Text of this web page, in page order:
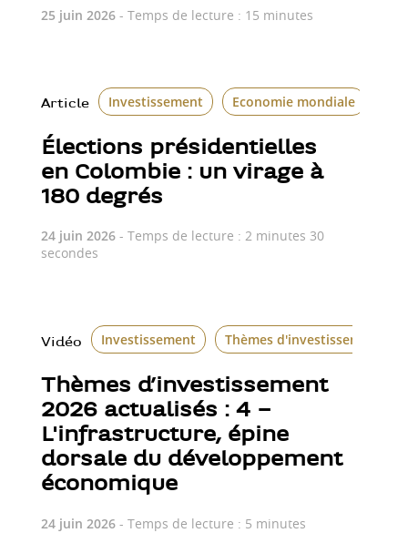
25 juin 2026- Temps de lecture : 15 minutes
Article Investissement Economie mondiale
Élections présidentielles
en Colombie : un virage à
180 degrés
24 juin 2026- Temps de lecture : 2 minutes 30
secondes
Vidéo Investissement Thèmes d'investissement
Thèmes d’investissement
2026 actualisés : 4 –
L'infrastructure, épine
dorsale du développement
économique
24 juin 2026- Temps de lecture : 5 minutes